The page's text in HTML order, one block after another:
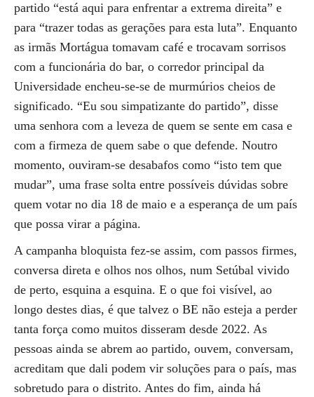
partido “está aqui para enfrentar a extrema direita” e
para “trazer todas as gerações para esta luta”. Enquanto
as irmãs Mortágua tomavam café e trocavam sorrisos
com a funcionária do bar, o corredor principal da
Universidade encheu-se-se de murmúrios cheios de
significado. “Eu sou simpatizante do partido”, disse
uma senhora com a leveza de quem se sente em casa e
com a firmeza de quem sabe o que defende. Noutro
momento, ouviram-se desabafos como “isto tem que
mudar”, uma frase solta entre possíveis dúvidas sobre
quem votar no dia 18 de maio e a esperança de um país
que possa virar a página.
A campanha bloquista fez-se assim, com passos firmes,
conversa direta e olhos nos olhos, num Setúbal vivido
de perto, esquina a esquina. E o que foi visível, ao
longo destes dias, é que talvez o BE não esteja a perder
tanta força como muitos disseram desde 2022. As
pessoas ainda se abrem ao partido, ouvem, conversam,
acreditam que dali podem vir soluções para o país, mas
sobretudo para o distrito. Antes do fim, ainda há